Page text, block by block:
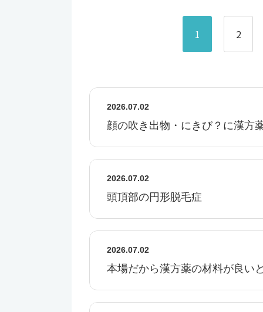
1 2
2026.07.02
顔の吹き出物・にきび？に漢方
2026.07.02
頭頂部の円形脱毛症
2026.07.02
本場だから漢方薬の材料が良い